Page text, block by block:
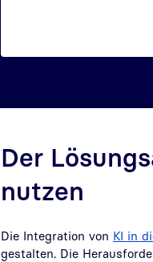
Der
nutzen
Die Integration von KI in
gestalten. Die